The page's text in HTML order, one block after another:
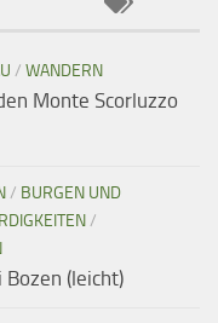
/ WANDERN
Monte Scorluzzo
/ BURGEN UND
/
(leicht)